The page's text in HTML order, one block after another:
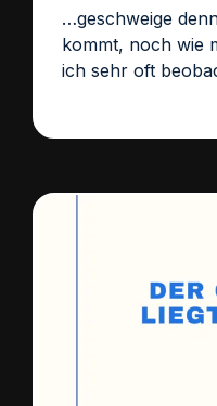
…geschweige
kommt, noch wie
ich sehr oft